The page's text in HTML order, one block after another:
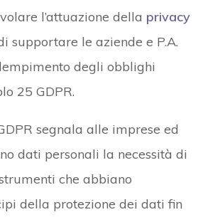
l’attuazione della privacy
supportare le aziende e P.A.
degli obblighi
25 GDPR.
segnala alle imprese ed
dati personali la necessità di
che abbiano
della protezione dei dati fin